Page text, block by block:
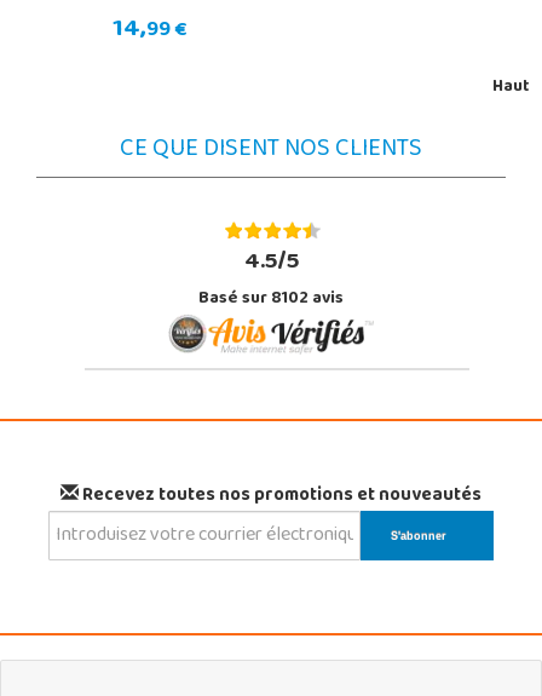
14,99 €
Haut
CE QUE DISENT NOS CLIENTS
4.5/5
Basé sur 8102 avis
Recevez toutes nos promotions et nouveautés